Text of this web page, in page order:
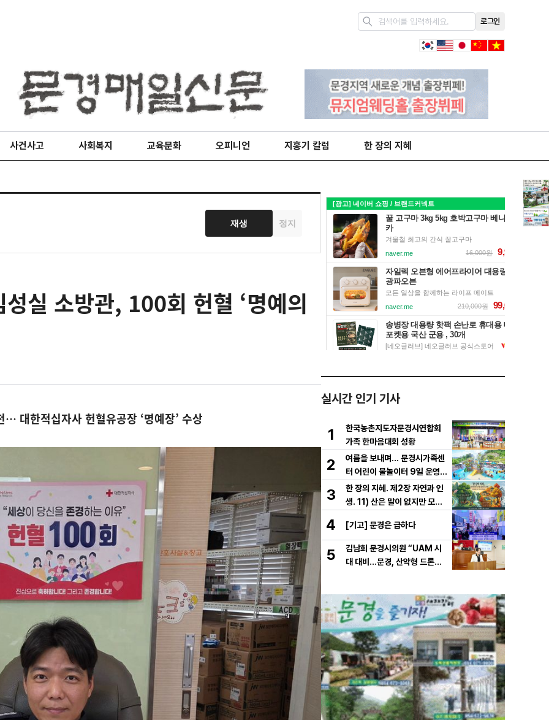
로그인
사건사고 사회복지 교육문화 오피니언 지홍기 칼럼 한 장의 지혜
재생 정지
실 소방관, 100회 헌혈 ‘명예의
… 대한적십자사 헌혈유공장 ‘명예장’ 수상
실시간 인기 기사
1
한국농촌지도자문경시연합회
가족 한마음대회 성황
2
여름을 보내며… 문경시가족센
터 어린이 물놀이터 9일 운영
마무리
3
한 장의 지혜. 제2장 자연과 인
생. 11) 산은 말이 없지만 모든
4 [기고] 문경은 급하다
5
김남희 문경시의원 “UAM 시
대 대비…문경, 산악형 드론산